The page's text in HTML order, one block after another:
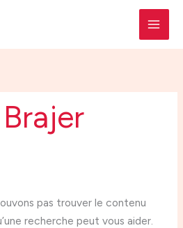
pas trouver le contenu
recherche peut vous aider.